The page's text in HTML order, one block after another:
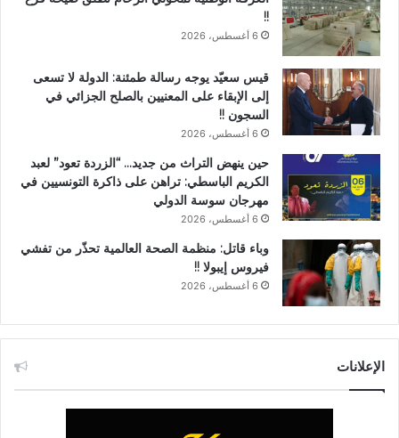
!!
6 أغسطس، 2026
قيس سعيّد يوجه رسالة طمئنة: الدولة لا تسعى
إلى الإبقاء على المعنيين بالصلح الجزائي في
السجون !!
6 أغسطس، 2026
حين ينهض التراث من جديد… “الزردة تعود” لعبد
الكريم الباسطي: تراهن على ذاكرة التونسيين في
مهرجان سوسة الدولي
6 أغسطس، 2026
وباء قاتل: منظمة الصحة العالمية تحذّر من تفشي
فيروس إيبولا !!
6 أغسطس، 2026
الإعلانات